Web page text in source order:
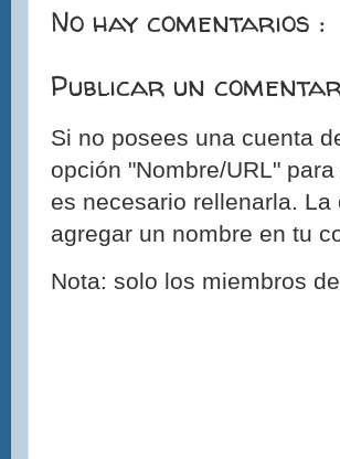
No hay comentarios :
Publicar un
Si no posees una cuenta
opción "Nombre/URL"
es necesario rellenarla.
agregar un nombre en tu
Nota: solo los miembros